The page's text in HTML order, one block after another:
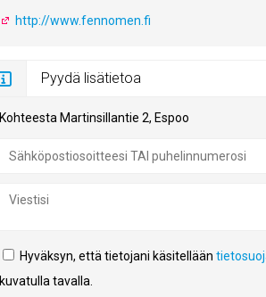
http://www.fennomen.fi
Pyydä lisätietoa
Kohteesta Martinsillantie 2, Espoo
Hyväksyn, että tietojani käsitellään
kuvatulla tavalla.